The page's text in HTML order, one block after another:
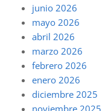
junio 2026
mayo 2026
abril 2026
marzo 2026
febrero 2026
enero 2026
diciembre 2025
noviembre 2025